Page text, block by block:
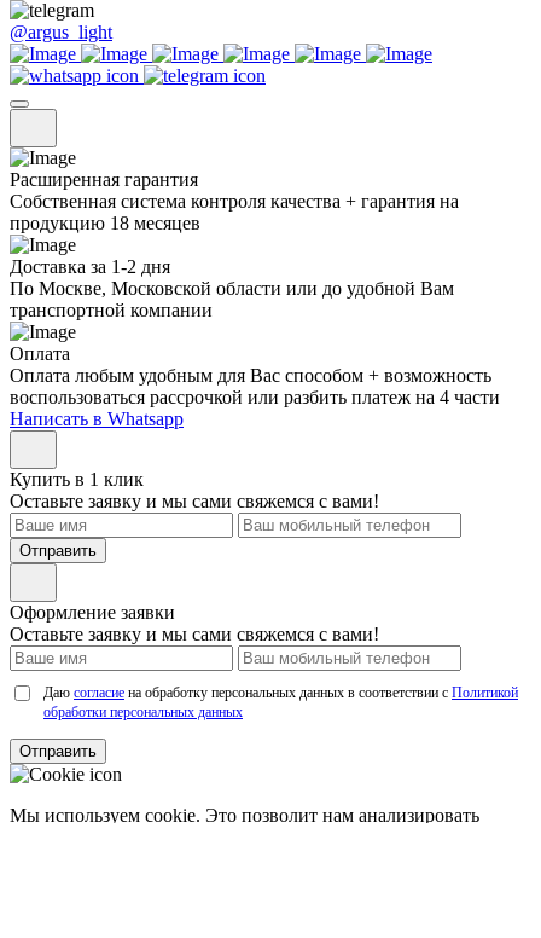
@argus_light
Расширенная гарантия
Собственная система контроля качества + гарантия на
продукцию 18 месяцев
Доставка за 1-2 дня
По Москве, Московской области или до удобной Вам
транспортной компании
Оплата
Оплата любым удобным для Вас способом + возможность
воспользоваться рассрочкой или разбить платеж на 4 части
Написать в Whatsapp
Купить в 1 клик
Оставьте заявку и мы сами свяжемся с вами!
Отправить
Оформление заявки
Оставьте заявку и мы сами свяжемся с вами!
Даю согласие на обработку персональных данных в соответствии с Политикой
обработки персональных данных
Отправить
Мы используем cookie. Это позволит нам анализировать